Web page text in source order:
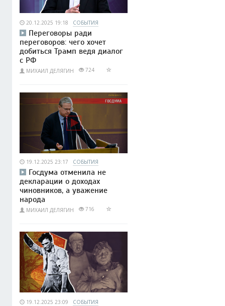
20.12.2025 19:18 СОБЫТИЯ
Переговоры ради
переговоров: чего хочет
добиться Трамп ведя диалог
с РФ
МИХАИЛ ДЕЛЯГИН 724
19.12.2025 23:17 СОБЫТИЯ
Госдума отменила не
декларации о доходах
чиновников, а уважение
народа
МИХАИЛ ДЕЛЯГИН 716
19.12.2025 23:09 СОБЫТИЯ